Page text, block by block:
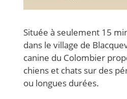
Située à seulement 15
dans le village de
canine du Colombier
chiens et chats sur des
ou longues durées.